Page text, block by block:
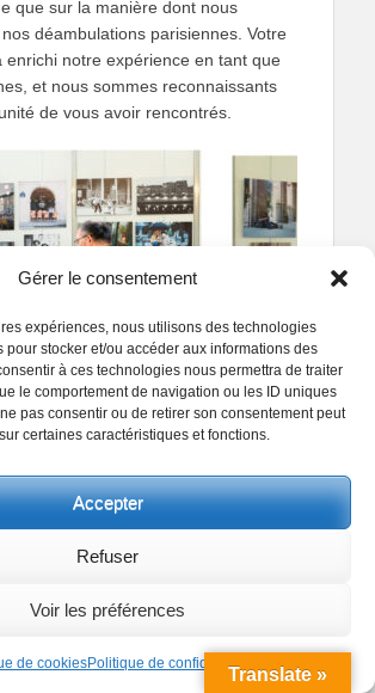
Gérer le consentement
expériences, nous utilisons des technologies
pour stocker et/ou accéder aux informations des
à ces technologies nous permettra de traiter
le comportement de navigation ou les ID uniques
pas consentir ou de retirer son consentement peut
certaines caractéristiques et fonctions.
Accepter
Refuser
Voir les préférences
de cookiesPolitique de confidentialité
que sur la manière dont nous
déambulations parisiennes. Votre
enrichi notre expérience en tant que
et nous sommes reconnaissants
de vous avoir rencontrés.
Translate »